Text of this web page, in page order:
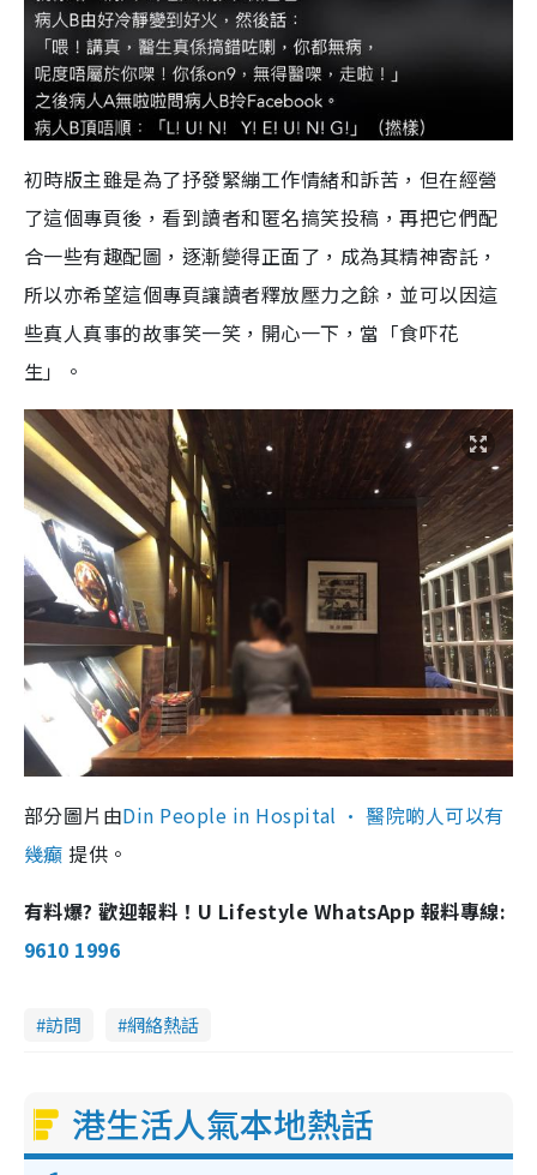
初時版主雖是為了抒發緊繃工作情緒和訴苦，但在經營
了這個專頁後，看到讀者和匿名搞笑投稿，再把它們配
合一些有趣配圖，逐漸變得正面了，成為其精神寄託，
所以亦希望這個專頁讓讀者釋放壓力之餘，並可以因這
些真人真事的故事笑一笑，開心一下，當「食吓花
生」。
部分圖片由Din People in Hospital • 醫院啲人可以有
幾癲 提供。
有料爆? 歡迎報料！U Lifestyle WhatsApp 報料專線:
9610 1996
訪問 網絡熱話
港生活人氣本地熱話